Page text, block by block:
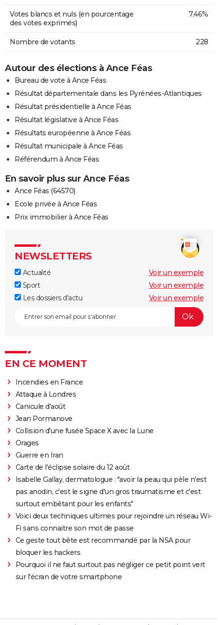
Votes blancs et nuls (en pourcentage
des votes exprimés)
7,46%
Nombre de votants 228
Autour des élections à Ance Féas
Bureau de vote à Ance Féas
Résultat départementale dans les Pyrénées-Atlantiques
Résultat présidentielle à Ance Féas
Résultat législative à Ance Féas
Résultats européenne à Ance Féas
Résultat municipale à Ance Féas
Référendum à Ance Féas
En savoir plus sur Ance Féas
Ance Féas (64570)
Ecole privée à Ance Féas
Prix immobilier à Ance Féas
NEWSLETTERS
Actualité
Voir un exemple
Sport
Voir un exemple
Les dossiers d'actu
Voir un exemple
EN CE MOMENT
Incendies en France
Attaque à Londres
Canicule d'août
Jean Pormanove
Collision d'une fusée Space X avec la Lune
Orages
Guerre en Iran
Carte de l'éclipse solaire du 12 août
Isabelle Gallay, dermatologue : "avoir la peau qui pèle n'est
pas anodin, c'est le signe d'un gros traumatisme et c'est
surtout embêtant pour les enfants"
Voici deux techniques ultimes pour rejoindre un réseau Wi-
Fi sans connaitre son mot de passe
Ce geste tout bête est recommandé par la NSA pour
bloquer les hackers
Pourquoi il ne faut surtout pas négliger ce petit point vert
sur l'écran de votre smartphone